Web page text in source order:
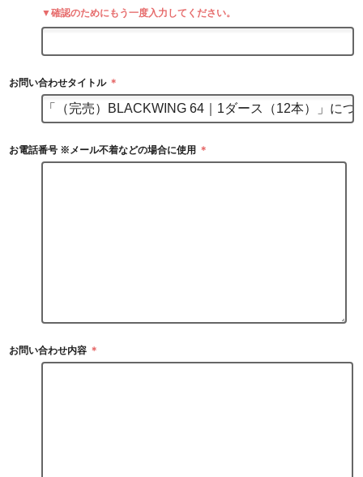
▼確認のためにもう一度入力してください。
お問い合わせタイトル ＊
お電話番号 ※メール不着などの場合に使用 ＊
お問い合わせ内容 ＊